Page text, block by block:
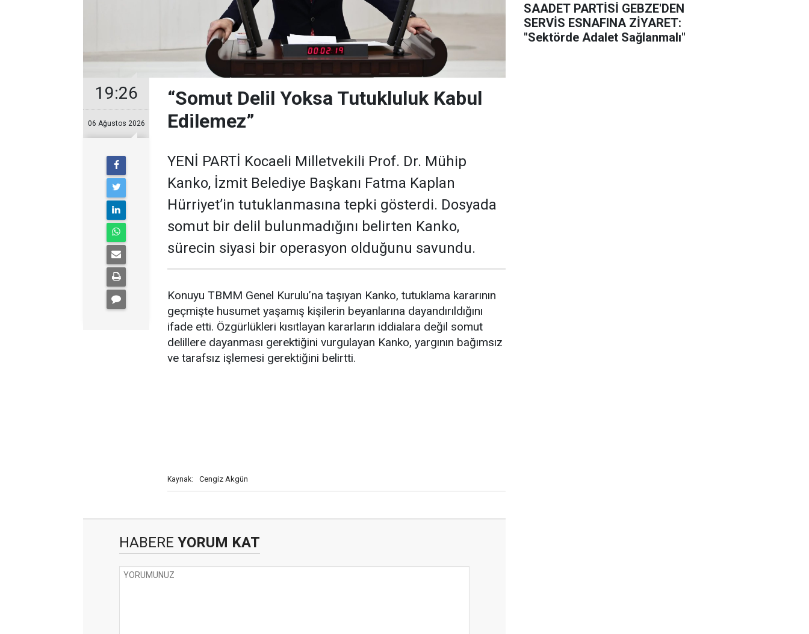
19:26
06 Ağustos 2026
“Somut Delil Yoksa Tutukluluk Kabul
Edilemez”
YENİ PARTİ Kocaeli Milletvekili Prof. Dr. Mühip
Kanko, İzmit Belediye Başkanı Fatma Kaplan
Hürriyet’in tutuklanmasına tepki gösterdi. Dosyada
somut bir delil bulunmadığını belirten Kanko,
sürecin siyasi bir operasyon olduğunu savundu.
Konuyu TBMM Genel Kurulu’na taşıyan Kanko, tutuklama kararının
geçmişte husumet yaşamış kişilerin beyanlarına dayandırıldığını
ifade etti. Özgürlükleri kısıtlayan kararların iddialara değil somut
delillere dayanması gerektiğini vurgulayan Kanko, yargının bağımsız
ve tarafsız işlemesi gerektiğini belirtti.
Kaynak: Cengiz Akgün
HABERE YORUM KAT
SAADET PARTİSİ GEBZE'DEN
SERVİS ESNAFINA ZİYARET:
"Sektörde Adalet Sağlanmalı"